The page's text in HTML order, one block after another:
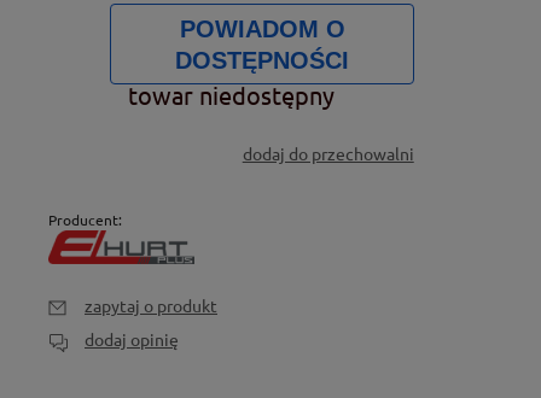
POWIADOM O
DOSTĘPNOŚCI
towar niedostępny
dodaj do przechowalni
Producent:
zapytaj o produkt
dodaj opinię